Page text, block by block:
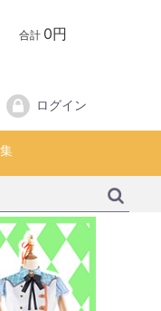
合計 0円
ログイン